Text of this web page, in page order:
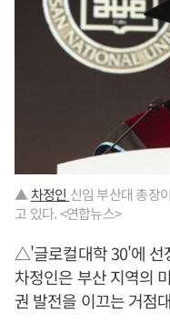
▲차정인 신임 부산대 총장
고 있다. <연합뉴스>
△'글로컬대학 30'에 선
차정인은 부산 지역의
권 발전을 이끄는 거점